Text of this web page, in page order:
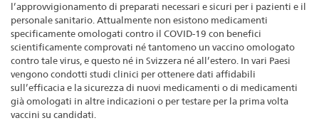
l’approvvigionamento di preparati necessari e sicuri per i pazienti e il
personale sanitario. Attualmente non esistono medicamenti
specificamente omologati contro il COVID-19 con benefici
scientificamente comprovati né tantomeno un vaccino omologato
contro tale virus, e questo né in Svizzera né all’estero. In vari Paesi
vengono condotti studi clinici per ottenere dati affidabili
sull’efficacia e la sicurezza di nuovi medicamenti o di medicamenti
già omologati in altre indicazioni o per testare per la prima volta
vaccini su candidati.